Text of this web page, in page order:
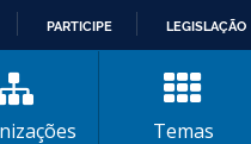
PARTICIPE LEGISLAÇÃO
Temas